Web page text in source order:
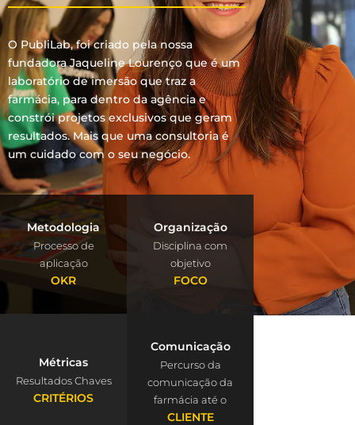
O PubliLab, foi criado pela nossa
fundadora Jaqueline Lourenço que é um
laboratório de imersão que traz a
farmácia, para dentro da agência e
constrói projetos exclusivos que geram
resultados. Mais que uma consultoria é
um cuidado com o seu negócio.
Metodologia
Processo de
aplicação
OKR
Organização
Disciplina com
objetivo
FOCO
Métricas
Resultados Chaves
CRITÉRIOS
Comunicação
Percurso da
comunicação da
farmácia até o
CLIENTE